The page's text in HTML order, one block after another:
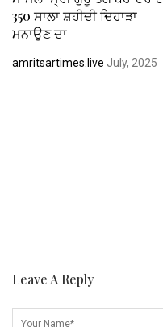
350 ਸਾਲਾ ਸ਼ਹੀਦੀ ਦਿਹਾੜਾ
ਮਨਾਉਣ ਦਾ
amritsartimes.live July, 2025
Leave A Reply